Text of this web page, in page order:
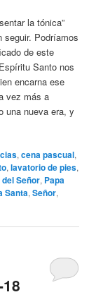
la tónica”
Podríamos
de este
Santo nos
encarna ese
vez más a
una nueva era, y
,cena pascual,
,lavatorio de pies,
Señor, Papa
Santa,Señor,